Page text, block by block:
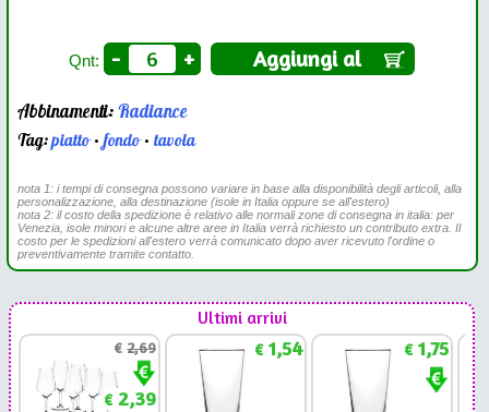
Qnt: - + Aggiungi al
Abbinamenti:Radiance
Tag:piatto•fondo•tavola
nota 1: i tempi di consegna possono variare in base alla disponibilità degli articoli, alla
personalizzazione, alla destinazione (isole in Italia oppure se all'estero)
nota 2: il costo della spedizione è relativo alle normali zone di consegna in italia: per
Venezia, isole minori e alcune altre aree in Italia verrà richiesto un contributo extra. Il
costo per le spedizioni all'estero verrà comunicato dopo aver ricevuto l'ordine o
preventivamente tramite contatto.
Ultimi arrivi
€2,69
€2,39
€1,54 €1,75